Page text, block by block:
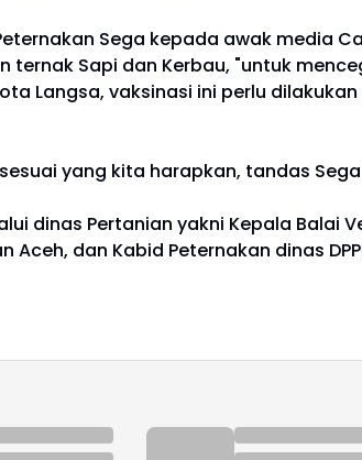
Sega kepada awak media
Sapi dan Kerbau, "untuk
Langsa, vaksinasi ini perlu
yang kita harapkan, tandas
dinas Pertanian yakni Kepala Balai
dan Kabid Peternakan dinas